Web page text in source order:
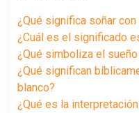
¿Qué significa soñar
¿Cuál es el significado
¿Qué simboliza el
¿Qué significan
blanco?
¿Qué es la